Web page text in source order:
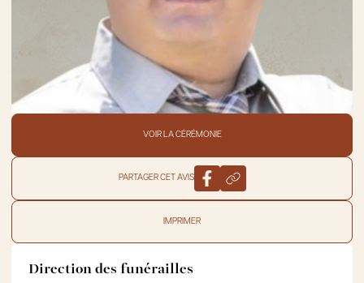
VOIR LA CÉRÉMONIE
PARTAGER CET AVIS
IMPRIMER
Direction des funérailles